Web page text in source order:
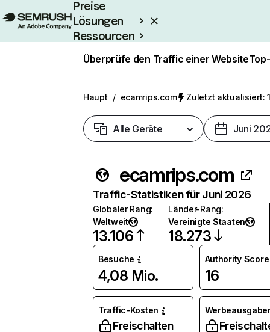
Preise
Lösungen
Ressourcen
Enterprise
Überprüfe den Traffic einer Website
Haupt / ecamrips.com Zuletzt aktualisiert:
Alle Geräte Juni
ecamrips.com
Traffic-Statistiken für Juni 2026
Globaler Rang:
Weltweit
13.106
Länder-Rang:
Vereinigte Staaten
18.273
Besuche
4,08 Mio.
Authority Score
16
Traffic-Kosten
Freischalten